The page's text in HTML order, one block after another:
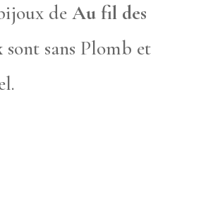
de Au fil des
sont sans Plomb et